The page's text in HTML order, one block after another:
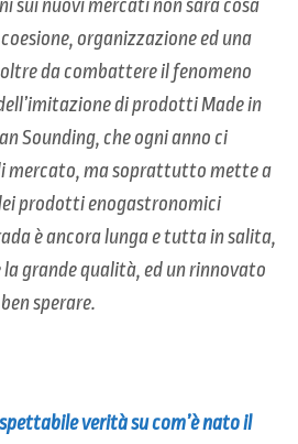
sui nuovi mercati non sarà cosa
organizzazione ed una
da combattere il fenomeno
di prodotti Made in
Sounding, che ogni anno ci
mercato, ma soprattutto mette a
prodotti enogastronomici
è ancora lunga e tutta in salita,
grande qualità, ed un rinnovato
sperare.
verità su com’è nato il